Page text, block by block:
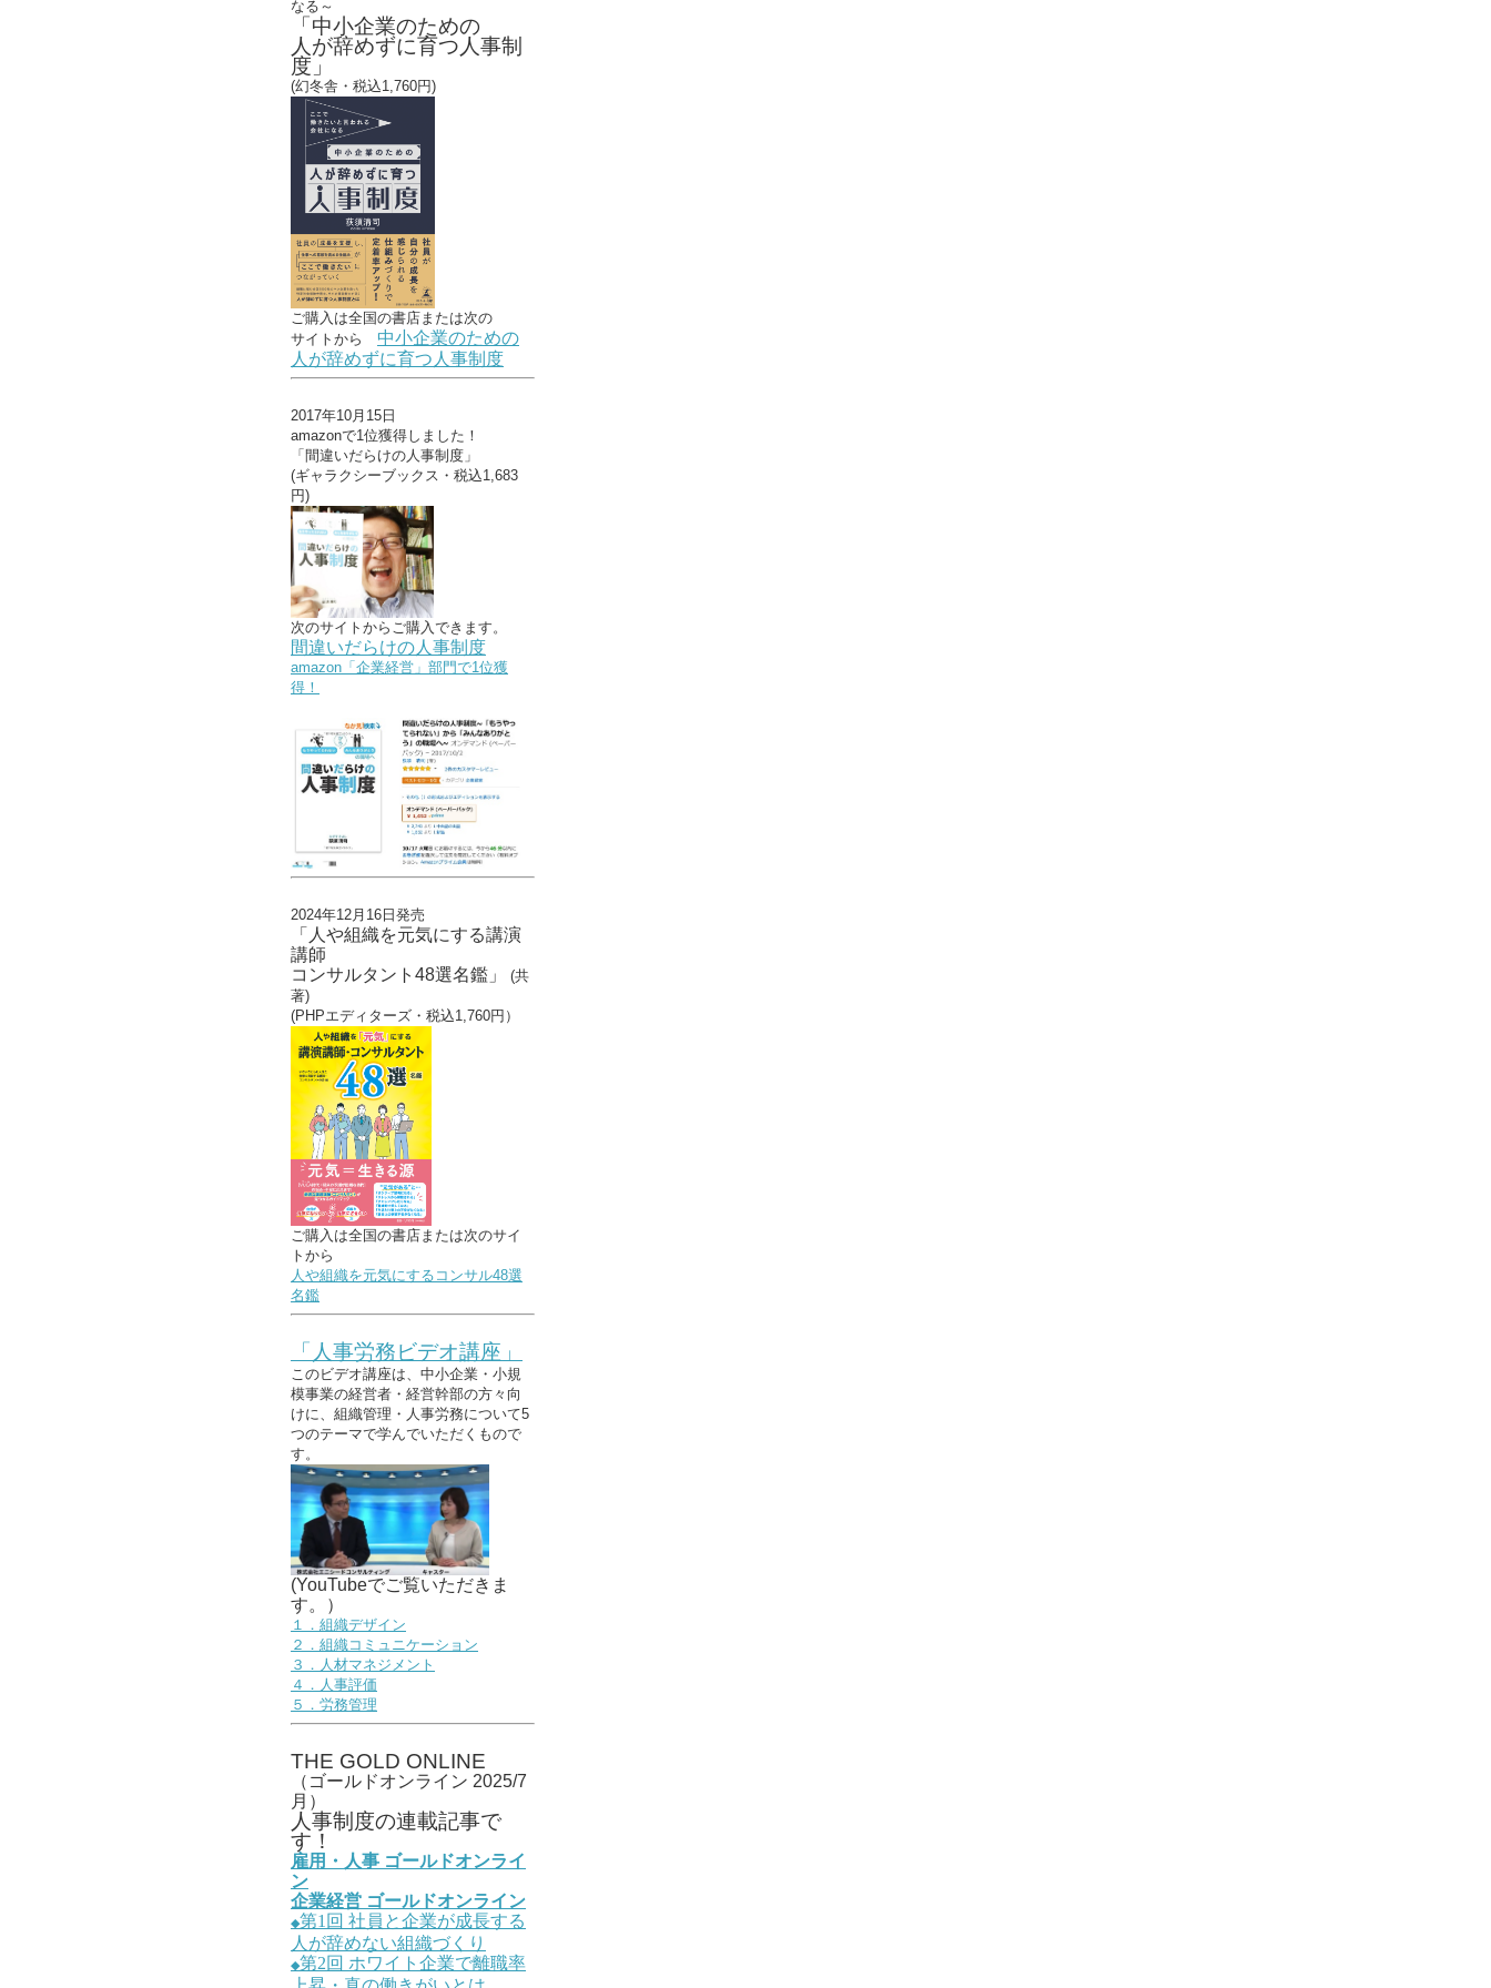
なる～
「中小企業のための
人が辞めずに育つ人事制
度」
(幻冬舎・税込1,760円)
ご購入は全国の書店または次の
サイトから 中小企業のための
人が辞めずに育つ人事制度
2017年10月15日
amazonで1位獲得しました！
「間違いだらけの人事制度」
(ギャラクシーブックス・税込1,683
円)
次のサイトからご購入できます。
間違いだらけの人事制度
amazon「企業経営」部門で1位獲
得！
2024年12月16日発売
「人や組織を元気にする講演
講師
コンサルタント48選名鑑」 (共
著)
(PHPエディターズ・税込1,760円）
ご購入は全国の書店または次のサイ
トから
人や組織を元気にするコンサル48選
名鑑
「人事労務ビデオ講座」
このビデオ講座は、中小企業・小規
模事業の経営者・経営幹部の方々向
けに、組織管理・人事労務について5
つのテーマで学んでいただくもので
す。
(YouTubeでご覧いただきま
す。）
１．組織デザイン
２．組織コミュニケーション
３．人材マネジメント
４．人事評価
５．労務管理
THE GOLD ONLINE
（ゴールドオンライン 2025/7
月）
人事制度の連載記事で
す！
雇用・人事 ゴールドオンライ
ン
企業経営 ゴールドオンライン
◆第1 回 社員と企業が成長する
人が辞めない組織づくり
◆第2回 ホワイト企業で離職率